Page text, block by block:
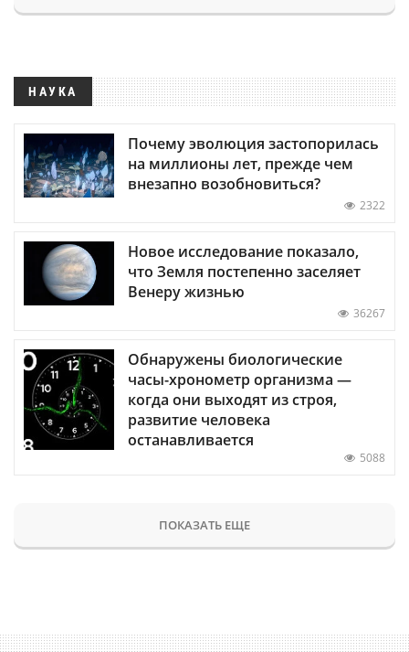
НАУКА
Почему эволюция застопорилась
на миллионы лет, прежде чем
внезапно возобновиться?
2322
Новое исследование показало,
что Земля постепенно заселяет
Венеру жизнью
36267
Обнаружены биологические
часы-хронометр организма —
когда они выходят из строя,
развитие человека
останавливается
5088
ПОКАЗАТЬ ЕЩЕ